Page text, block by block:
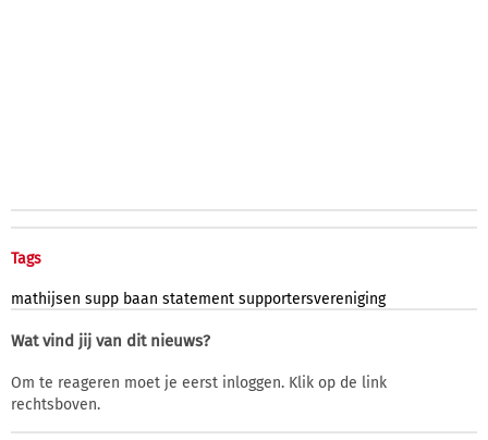
Tags
mathijsen supp baan statement supportersvereniging
Wat vind jij van dit nieuws?
Om te reageren moet je eerst inloggen. Klik op de link
rechtsboven.